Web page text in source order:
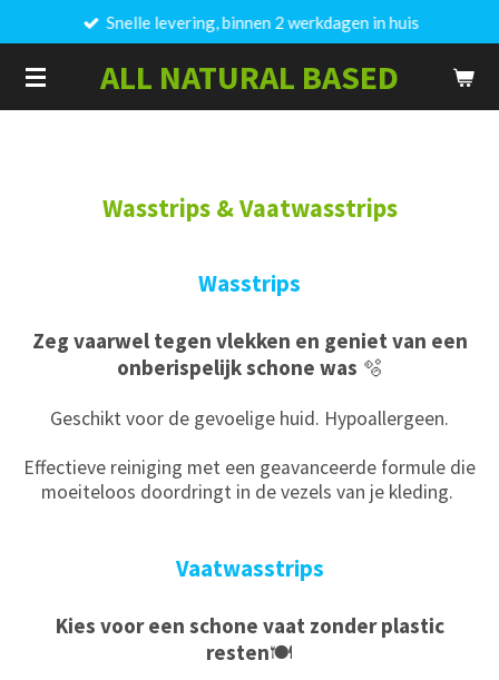
direct
naar
ALL NATURAL BASED
Snelle levering, binnen 2 werkdagen in huis
Wasstrips & Vaatwasstrips
Wasstrips
Zeg vaarwel tegen vlekken en geniet van een
onberispelijk schone was 🫧
Geschikt voor de gevoelige huid. Hypoallergeen.
Effectieve reiniging met een geavanceerde formule die
moeiteloos doordringt in de vezels van je kleding.
Vaatwasstrips
Kies voor een schone vaat zonder plastic
resten🍽️